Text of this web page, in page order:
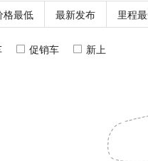
格最低 最新发布 里程
促销车 新上